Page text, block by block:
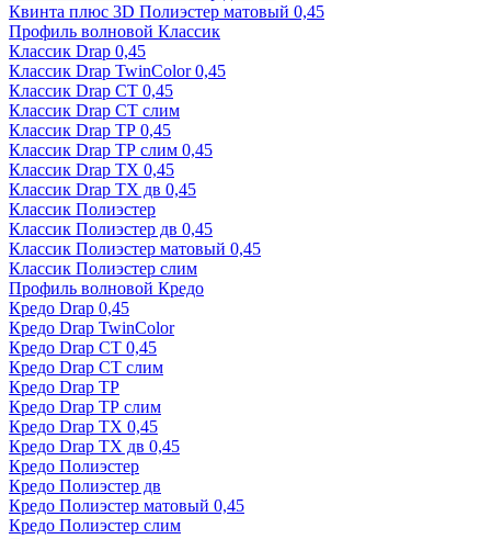
Квинта плюс 3D Полиэстер матовый 0,45
Профиль волновой Классик
Классик Drap 0,45
Классик Drap TwinColor 0,45
Классик Drap СТ 0,45
Классик Drap СТ слим
Классик Drap ТР 0,45
Классик Drap ТР слим 0,45
Классик Drap ТХ 0,45
Классик Drap ТХ дв 0,45
Классик Полиэстер
Классик Полиэстер дв 0,45
Классик Полиэстер матовый 0,45
Классик Полиэстер слим
Профиль волновой Кредо
Кредо Drap 0,45
Кредо Drap TwinColor
Кредо Drap СТ 0,45
Кредо Drap СТ слим
Кредо Drap ТР
Кредо Drap ТР слим
Кредо Drap ТХ 0,45
Кредо Drap ТХ дв 0,45
Кредо Полиэстер
Кредо Полиэстер дв
Кредо Полиэстер матовый 0,45
Кредо Полиэстер слим